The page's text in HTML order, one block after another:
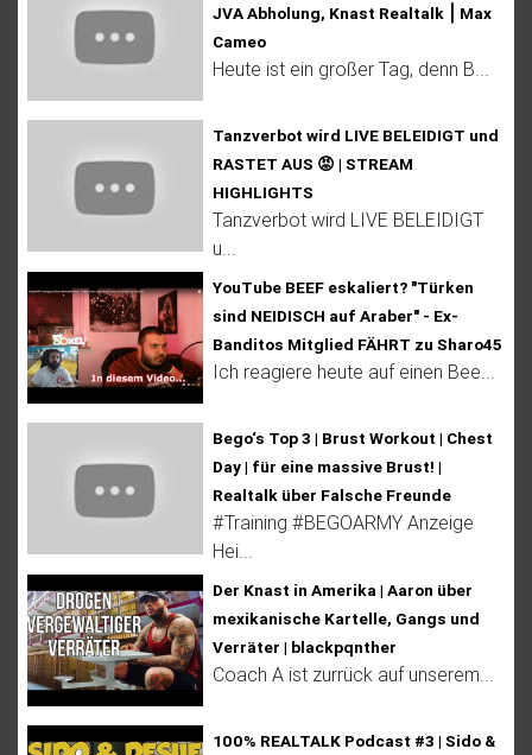
JVA Abholung, Knast Realtalk ⎮ Max
Cameo
Heute ist ein großer Tag, denn B...
Tanzverbot wird LIVE BELEIDIGT und
RASTET AUS 😡 | STREAM
HIGHLIGHTS
Tanzverbot wird LIVE BELEIDIGT
u...
YouTube BEEF eskaliert? "Türken
sind NEIDISCH auf Araber" - Ex-
Banditos Mitglied FÄHRT zu Sharo45
Ich reagiere heute auf einen Bee...
Bego‘s Top 3 | Brust Workout | Chest
Day | für eine massive Brust! |
Realtalk über Falsche Freunde
#Training #BEGOARMY Anzeige
Hei...
Der Knast in Amerika | Aaron über
mexikanische Kartelle, Gangs und
Verräter | blackpqnther
Coach A ist zurrück auf unserem...
100% REALTALK Podcast #3 | Sido &